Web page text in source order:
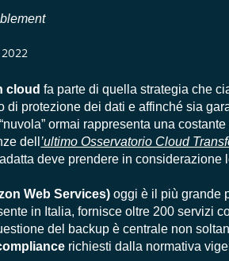
cloud fa parte di quella strategia che
di protezione dei dati e affinché sia
ormai rappresenta una
dell ’ultimo Osservatorio Cloud
deve prendere in considerazione
Web Services) oggi è il più grande
in Italia, fornisce oltre 200 servizi
del backup è centrale non
richiesti dalla normativa